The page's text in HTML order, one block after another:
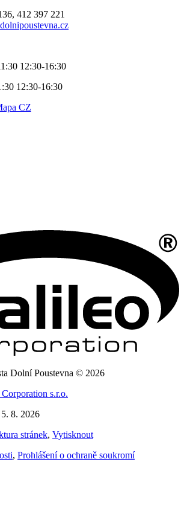
412 397 221
12:30-16:30
12:30-16:30
Dolní Poustevna © 2026
s.r.o.
8. 2026
stránek, Vytisknout
, Prohlášení o ochraně soukromí